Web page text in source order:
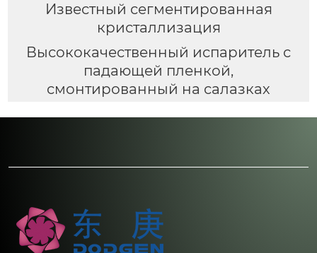
Известный сегментированная
кристаллизация
Высококачественный испаритель с
падающей пленкой,
смонтированный на салазках